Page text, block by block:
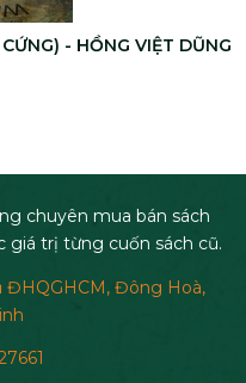
- HỒNG VIỆT DŨNG
chuyên mua bán sách
giá trị từng cuốn sách cũ.
ĐHQGHCM, Đông Hoà,